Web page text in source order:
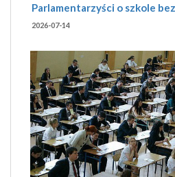
Parlamentarzyści o szkole
2026-07-14